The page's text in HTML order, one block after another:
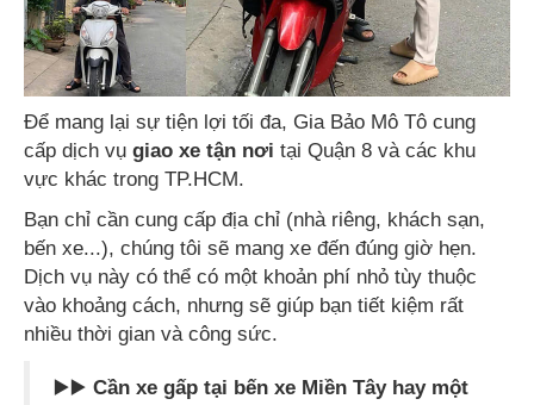
Để mang lại sự tiện lợi tối đa, Gia Bảo Mô Tô cung
cấp dịch vụ giao xe tận nơi tại Quận 8 và các khu
vực khác trong TP.HCM.
Bạn chỉ cần cung cấp địa chỉ (nhà riêng, khách sạn,
bến xe...), chúng tôi sẽ mang xe đến đúng giờ hẹn.
Dịch vụ này có thể có một khoản phí nhỏ tùy thuộc
vào khoảng cách, nhưng sẽ giúp bạn tiết kiệm rất
nhiều thời gian và công sức.
▶️▶️ Cần xe gấp tại bến xe Miền Tây hay một